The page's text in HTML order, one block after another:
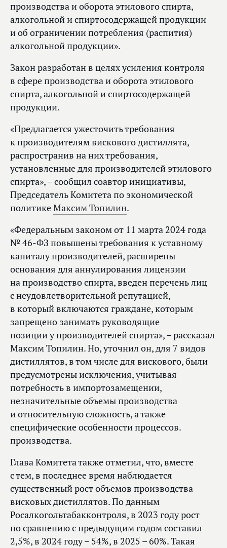
производства и оборота этилового спирта,
алкогольной и спиртосодержащей продукции
и об ограничении потребления (распития)
алкогольной продукции».
Закон разработан в целях усиления контроля
в сфере производства и оборота этилового
спирта, алкогольной и спиртосодержащей
продукции.
«Предлагается ужесточить требования
к производителям вискового дистиллята,
распространив на них требования,
установленные для производителей этилового
спирта», – сообщил соавтор инициативы,
Председатель Комитета по экономической
политикеМаксим Топилин.
«Федеральным законом от 11 марта 2024 года
№ 46-ФЗ повышены требования к уставному
капиталу производителей, расширены
основания для аннулирования лицензии
на производство спирта, введен перечень лиц
с неудовлетворительной репутацией,
в который включаются граждане, которым
запрещено занимать руководящие
позиции у производителей спирта», – рассказал
Максим Топилин. Но, уточнил он, для 7 видов
дистиллятов, в том числе для вискового, были
предусмотрены исключения, учитывая
потребность в импортозамещении,
незначительные объемы производства
и относительную сложность, а также
специфические особенности процессов.
производства.
Глава Комитета также отметил, что, вместе
с тем, в последнее время наблюдается
существенный рост объемов производства
висковых дистиллятов. По данным
Росалкогольтабакконтроля, в 2023 году рост
по сравнению с предыдущим годом составил
2,5%, в 2024 году – 54%, в 2025 – 60%. Такая